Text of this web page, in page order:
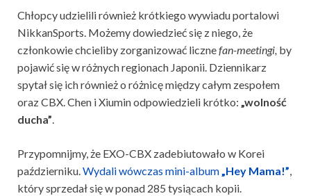
Chłopcy udzielili również krótkiego wywiadu portalowi
NikkanSports. Możemy dowiedzieć się z niego, że
członkowie chcieliby zorganizować licznefan-meetingi, by
pojawić się w różnych regionach Japonii. Dziennikarz
spytał się ich również o różnicę między całym zespołem
oraz CBX. Chen i Xiumin odpowiedzieli krótko: „wolność
ducha”.
Przypomnijmy, że EXO-CBX zadebiutowało w Korei
październiku.Wydali wówczas mini-album„Hey Mama!”,
który sprzedał się w ponad 285 tysiącach kopii.